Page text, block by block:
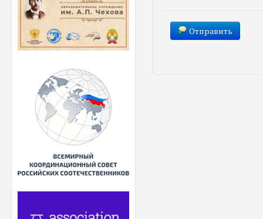
Отправить